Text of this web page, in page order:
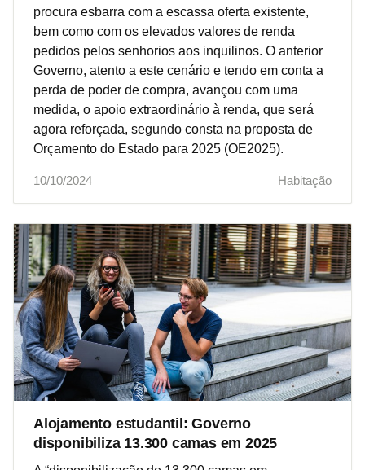
procura esbarra com a escassa oferta existente,
bem como com os elevados valores de renda
pedidos pelos senhorios aos inquilinos. O anterior
Governo, atento a este cenário e tendo em conta a
perda de poder de compra, avançou com uma
medida, o apoio extraordinário à renda, que será
agora reforçada, segundo consta na proposta de
Orçamento do Estado para 2025 (OE2025).
10/10/2024 Habitação
Alojamento estudantil: Governo
disponibiliza 13.300 camas em 2025